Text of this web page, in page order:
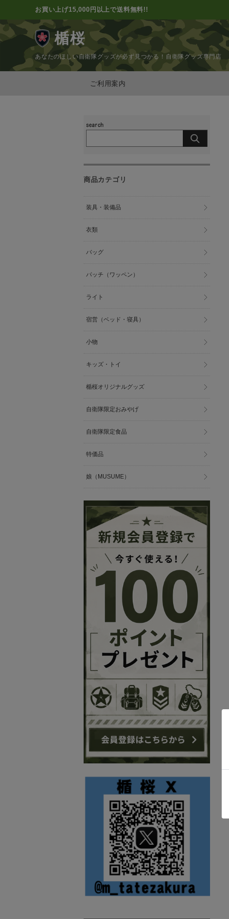
お買い上げ15,000円以上で送料無料!!
楯桜
あなたのほしい自衛隊グッズが必ず見つかる！ 自衛隊グッズ専門店
ご利用案内
商品カテゴリ
装具・装備品
衣類
バッグ
パッチ（ワッペン）
ライト
宿営（ベッド・寝具）
小物
キッズ・トイ
楯桜オリジナルグッズ
自衛隊限定おみやげ
自衛隊限定食品
特価品
娘（MUSUME）